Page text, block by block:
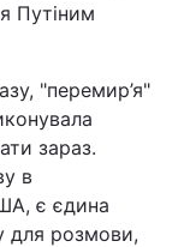
Путіним
"перемир’я"
зараз.
в
є єдина
для розмови,